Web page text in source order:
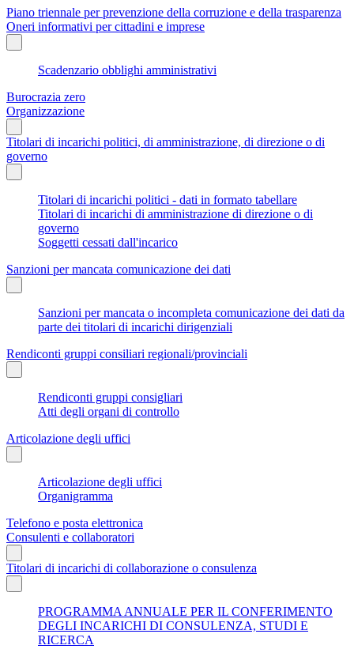
Piano triennale per prevenzione della corruzione e della trasparenza
Oneri informativi per cittadini e imprese
Scadenzario obblighi amministrativi
Burocrazia zero
Organizzazione
Titolari di incarichi politici, di amministrazione, di direzione o di
governo
Titolari di incarichi politici - dati in formato tabellare
Titolari di incarichi di amministrazione di direzione o di
governo
Soggetti cessati dall'incarico
Sanzioni per mancata comunicazione dei dati
Sanzioni per mancata o incompleta comunicazione dei dati da
parte dei titolari di incarichi dirigenziali
Rendiconti gruppi consiliari regionali/provinciali
Rendiconti gruppi consigliari
Atti degli organi di controllo
Articolazione degli uffici
Articolazione degli uffici
Organigramma
Telefono e posta elettronica
Consulenti e collaboratori
Titolari di incarichi di collaborazione o consulenza
PROGRAMMA ANNUALE PER IL CONFERIMENTO
DEGLI INCARICHI DI CONSULENZA, STUDI E
RICERCA